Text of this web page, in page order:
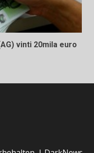
vinti 20mila euro